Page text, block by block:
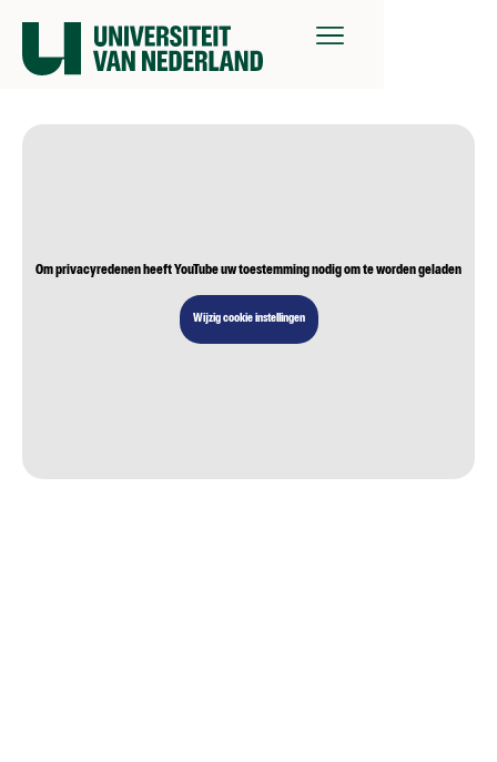
Om privacyredenen heeft YouTube uw toestemming nodig om te worden geladen
Wijzig cookie instellingen